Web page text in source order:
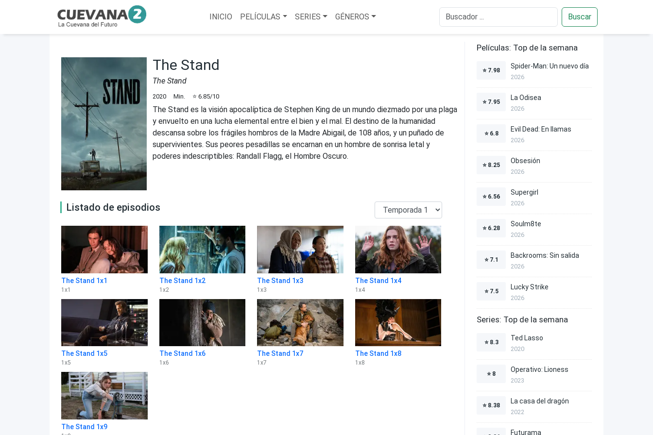
INICIO PELÍCULAS SERIES GÉNEROS Buscar
The Stand
The Stand
2020 Min. ⭐ 6.85/10
The Stand es la visión apocalíptica de Stephen King de un mundo diezmado por una plaga
y envuelto en una lucha elemental entre el bien y el mal. El destino de la humanidad
descansa sobre los frágiles hombros de la Madre Abigail, de 108 años, y un puñado de
supervivientes. Sus peores pesadillas se encarnan en un hombre de sonrisa letal y
poderes indescriptibles: Randall Flagg, el Hombre Oscuro.
Listado de episodios
The Stand 1x1
1 x1
The Stand 1x2
1 x2
The Stand 1x3
1 x3
The Stand 1x4
1 x4
The Stand 1x5
1 x5
The Stand 1x6
1 x6
The Stand 1x7
1 x7
The Stand 1x8
1 x8
The Stand 1x9
Películas: Top de la semana
⭐ 7.98
Spider-Man: Un nuevo día
2026
⭐ 7.95
La Odisea
2026
⭐ 6.8
Evil Dead: En llamas
2026
⭐ 8.25
Obsesión
2026
⭐ 6.56
Supergirl
2026
⭐ 6.28
Soulm8te
2026
⭐ 7.1
Backrooms: Sin salida
2026
⭐ 7.5
Lucky Strike
2026
Series: Top de la semana
⭐ 8.3
Ted Lasso
2020
⭐ 8
Operativo: Lioness
2023
⭐ 8.38
La casa del dragón
2022
Futurama